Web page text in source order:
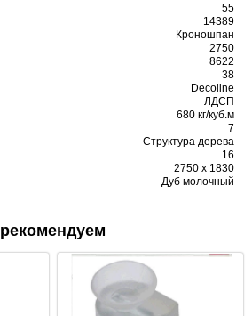
55
14389
Кроношпан
2750
8622
38
Decoline
ЛДСП
680 кг/куб.м
7
Структура дерева
16
2750 х 1830
Дуб молочный